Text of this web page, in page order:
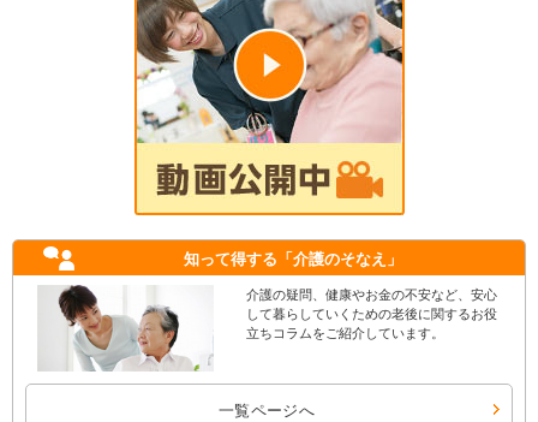
知って得する 「介護のそなえ」
介護の疑問、健康やお金の不安など、安心
して暮らしていくための老後に関するお役
立ちコラムをご紹介しています。
一覧ページへ